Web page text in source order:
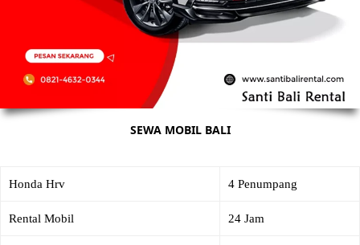
SEWA MOBIL BALI
Honda Hrv 4 Penumpang
Rental Mobil 24 Jam